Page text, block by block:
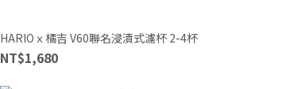
HARIOｘ橘吉 V60聯名浸漬式濾杯 2-4杯
NT$1,680